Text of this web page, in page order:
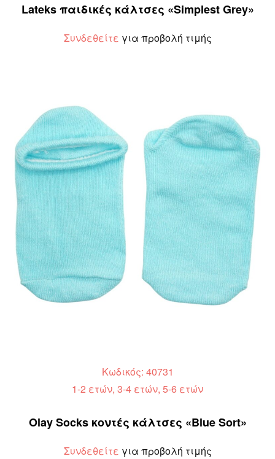
Lateks παιδικές κάλτσες «Simplest Grey»
Συνδεθείτε για προβολή τιμής
Κωδικός: 40731
1-2 ετών, 3-4 ετών, 5-6 ετών
Olay Socks κοντές κάλτσες «Blue Sort»
Συνδεθείτε για προβολή τιμής